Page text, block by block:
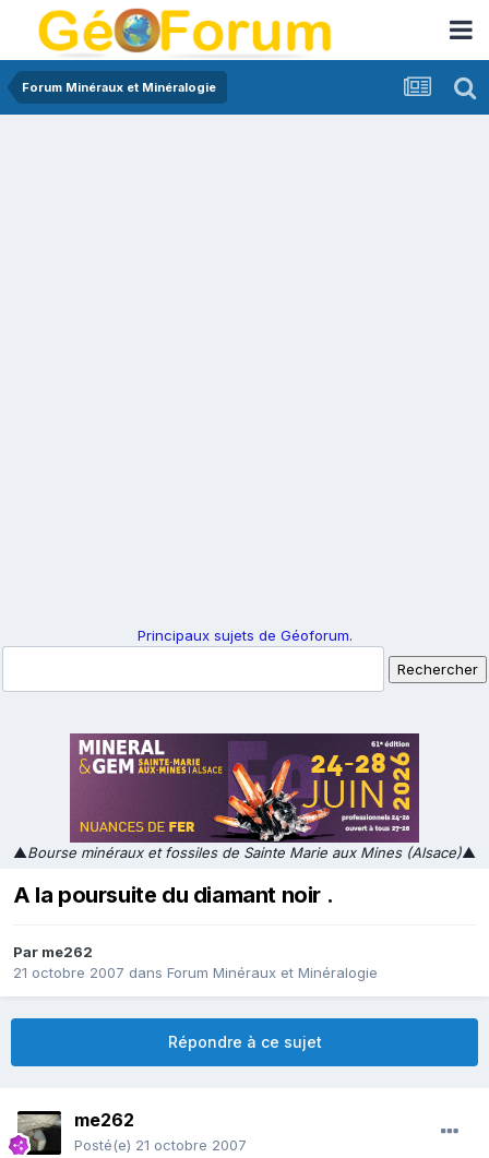
Forum Minéraux et Minéralogie
Principaux sujets de Géoforum.
▲Bourse minéraux et fossiles de Sainte Marie aux Mines (Alsace)▲
A la poursuite du diamant noir .
Par me262
21 octobre 2007 dans Forum Minéraux et Minéralogie
Répondre à ce sujet
me262
Posté(e) 21 octobre 2007